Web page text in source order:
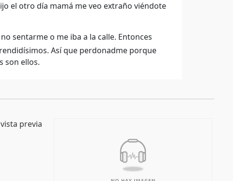
el otro día mamá me veo extraño viéndote
sentarme o me iba a la calle. Entonces
Así que perdonadme porque
son ellos.